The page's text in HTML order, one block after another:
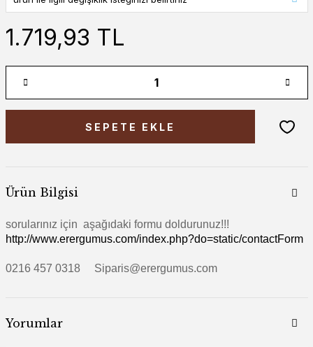
1.719,93 TL
SEPETE EKLE
Ürün Bilgisi
sorularınız için aşağıdaki formu doldurunuz!!!
http://www.erergumus.com/index.php?do=static/contactForm
0216 457 0318 Siparis@erergumus.com
Yorumlar